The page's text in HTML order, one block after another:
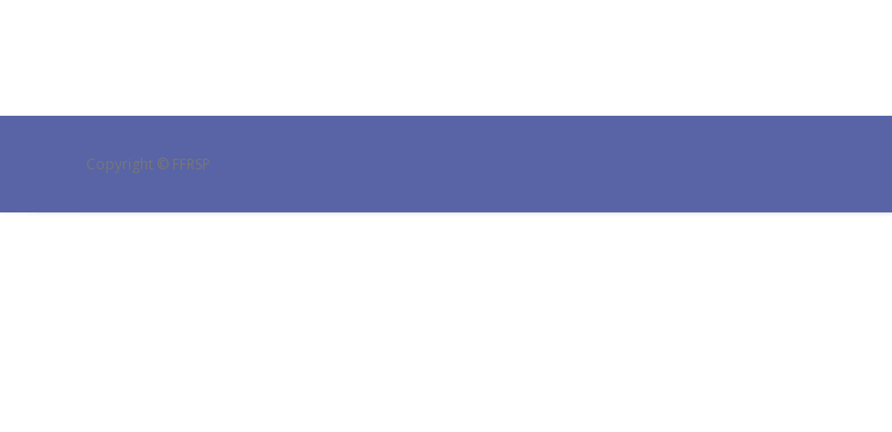
Copyright © FFRSP